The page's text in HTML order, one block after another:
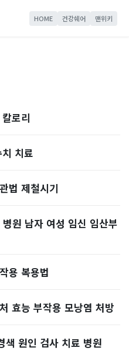
HOME 건강쉐어 맨위키
로리
치료
법 제철시기
원 남자 여성 임신 임산부
용 복용법
효능 부작용 모낭염 처방
색 원인 검사 치료 병원